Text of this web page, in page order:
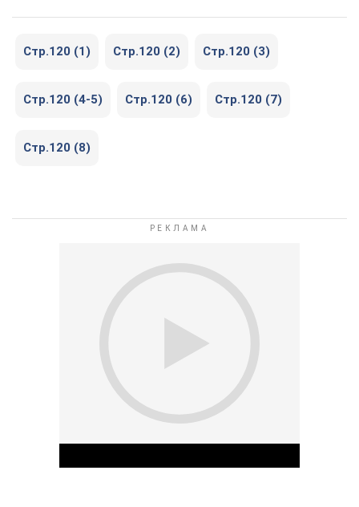
Стр.120 (1) Стр.120 (2) Стр.120 (3)
Стр.120 (4-5) Стр.120 (6) Стр.120 (7)
Стр.120 (8)